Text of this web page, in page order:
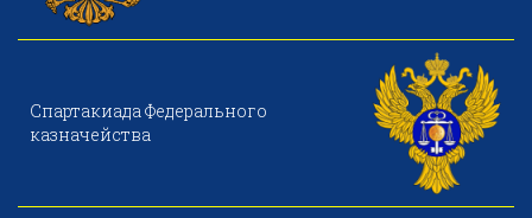
Спартакиада Федерального
казначейства